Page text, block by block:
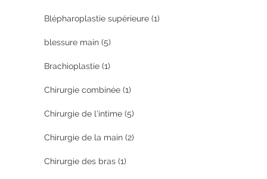
Blépharoplastie supérieure (1)
blessure main (5)
Brachioplastie (1)
Chirurgie combinée (1)
Chirurgie de l'intime (5)
Chirurgie de la main (2)
Chirurgie des bras (1)